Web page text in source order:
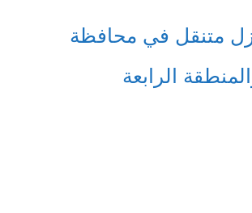
متنقل في محافظة
الرابعة